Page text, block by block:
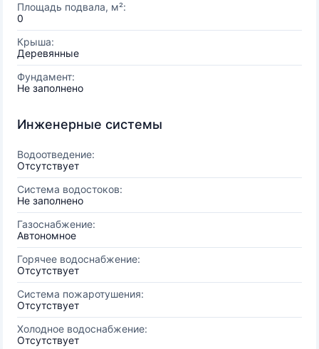
Площадь подвала, м²:
0
Крыша:
Деревянные
Фундамент:
Не заполнено
Инженерные системы
Водоотведение:
Отсутствует
Система водостоков:
Не заполнено
Газоснабжение:
Автономное
Горячее водоснабжение:
Отсутствует
Система пожаротушения:
Отсутствует
Холодное водоснабжение:
Отсутствует